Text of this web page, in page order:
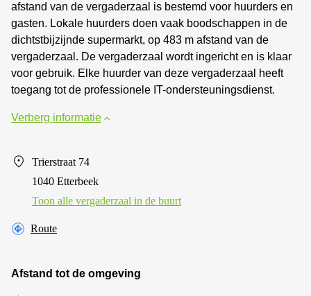
afstand van de vergaderzaal is bestemd voor huurders en
gasten. Lokale huurders doen vaak boodschappen in de
dichtstbijzijnde supermarkt, op 483 m afstand van de
vergaderzaal. De vergaderzaal wordt ingericht en is klaar
voor gebruik. Elke huurder van deze vergaderzaal heeft
toegang tot de professionele IT-ondersteuningsdienst.
Verberg informatie
Trierstraat 74
1040 Etterbeek
Toon alle vergaderzaal in de buurt
Route
Afstand tot de omgeving